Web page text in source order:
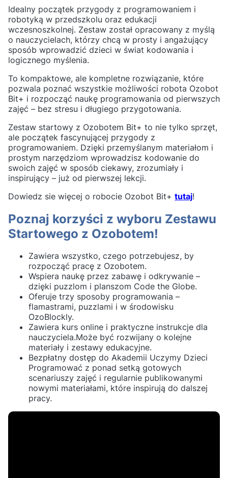
Idealny początek przygody z programowaniem i
robotyką w przedszkolu oraz edukacji
wczesnoszkolnej. Zestaw został opracowany z myślą
o nauczycielach, którzy chcą w prosty i angażujący
sposób wprowadzić dzieci w świat kodowania i
logicznego myślenia.
To kompaktowe, ale kompletne rozwiązanie, które
pozwala poznać wszystkie możliwości robota Ozobot
Bit+ i rozpocząć naukę programowania od pierwszych
zajęć – bez stresu i długiego przygotowania.
Zestaw startowy z Ozobotem Bit+ to nie tylko sprzęt,
ale początek fascynującej przygody z
programowaniem. Dzięki przemyślanym materiałom i
prostym narzędziom wprowadzisz kodowanie do
swoich zajęć w sposób ciekawy, zrozumiały i
inspirujący – już od pierwszej lekcji.
Dowiedz sie więcej o robocie Ozobot Bit+ tutaj!
Poznaj korzyści z wyboru Zestawu
Startowego z Ozobotem!
Zawiera wszystko, czego potrzebujesz, by
rozpocząć pracę z Ozobotem.
Wspiera naukę przez zabawę i odkrywanie –
dzięki puzzlom i planszom Code the Globe.
Oferuje trzy sposoby programowania –
flamastrami, puzzlami i w środowisku
OzoBlockly.
Zawiera kurs online i praktyczne instrukcje dla
nauczyciela.Może być rozwijany o kolejne
materiały i zestawy edukacyjne.
Bezpłatny dostęp do Akademii Uczymy Dzieci
Programować z ponad setką gotowych
scenariuszy zajęć i regularnie publikowanymi
nowymi materiałami, które inspirują do dalszej
pracy.